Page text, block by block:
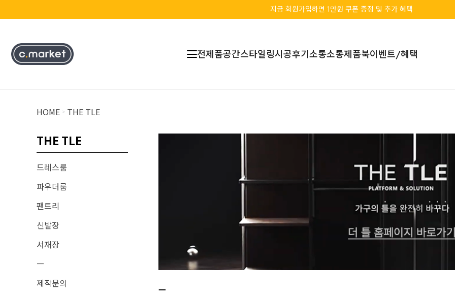
지금 회원가입하면 1만원 쿠폰 증정 및 추가 혜택
전제품공간스타일링시공후기소통소통제품북이벤트/혜택
HOME > THE TLE
THE TLE
드레스룸
파우더룸
팬트리
신발장
서재장
ㅡ
제작문의
ㅡ